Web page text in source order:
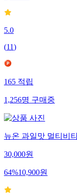
5.0
(11)
165 적립
1,256명 구매중
뉴온 과일맛 멀티비
30,000원
64%10,900원